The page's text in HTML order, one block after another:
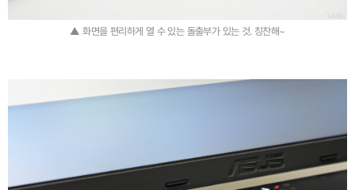
▲ 화면을 편리하게 열 수 있는 돌출부가 있는 것. 칭찬해~